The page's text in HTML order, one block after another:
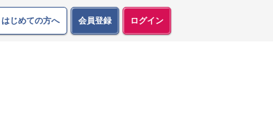
はじめての方へ 会員登録 ログイン